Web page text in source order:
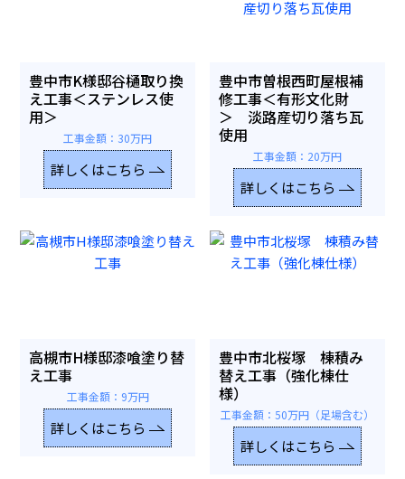
豊中市K様邸谷樋取り換
え工事＜ステンレス使
用＞
工事金額：30万円
詳しくはこちら
豊中市曽根西町屋根補
修工事＜有形文化財
＞ 淡路産切り落ち瓦
使用
工事金額：20万円
詳しくはこちら
高槻市H様邸漆喰塗り替
え工事
工事金額：9万円
詳しくはこちら
豊中市北桜塚 棟積み
替え工事（強化棟仕
様）
工事金額：50万円（足場含む）
詳しくはこちら